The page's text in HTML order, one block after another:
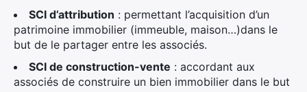
SCI d’attribution : permettant l’acquisition d’un
patrimoine immobilier (immeuble, maison…)dans le
but de le partager entre les associés.
SCI de construction-vente : accordant aux
associés de construire un bien immobilier dans le but